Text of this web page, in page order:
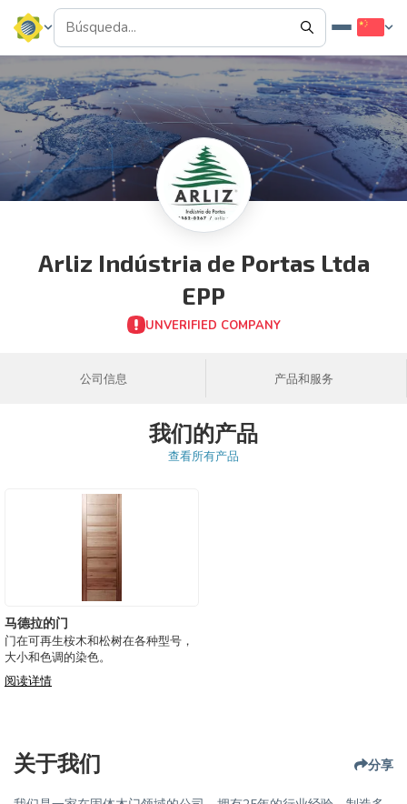
Arliz Indústria de Portas Ltda
EPP
UNVERIFIED COMPANY
公司信息 产品和服务
我们的产品
查看所有产品
马德拉的门
门在可再生桉木和松树在各种型号，
大小和色调的染色。
阅读详情
关于我们 分享